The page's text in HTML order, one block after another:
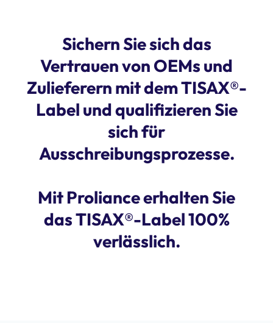
Sichern Sie sich das
Vertrauen von OEMs und
Zulieferern mit dem TISAX®-
Label und qualifizieren Sie
sich für
Ausschreibungsprozesse.
MitProlianceerhalten Sie
das TISAX®-Label 100%
verlässlich.